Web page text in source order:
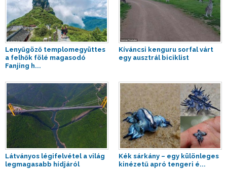
Lenyűgöző templomegyüttes
a felhők fölé magasodó
Fanjing h...
Kíváncsi kenguru sorfal várt
egy ausztrál biciklist
Látványos légifelvétel a világ
legmagasabb hídjáról
Kék sárkány – egy különleges
kinézetű apró tengeri é...